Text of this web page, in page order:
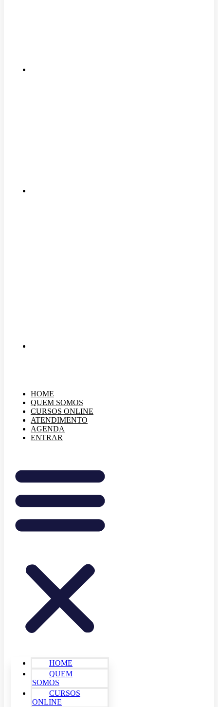
HOME
QUEM SOMOS
CURSOS ONLINE
ATENDIMENTO
AGENDA
ENTRAR
HOME
QUEM
SOMOS
CURSOS
ONLINE